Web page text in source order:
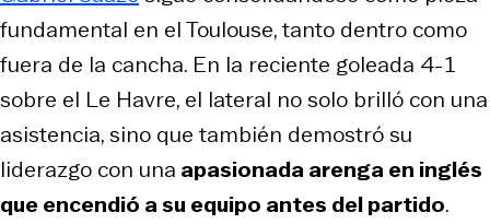
fundamental en el Toulouse, tanto dentro como
fuera de la cancha. En la reciente goleada 4-1
sobre el Le Havre, el lateral no solo brilló con una
asistencia, sino que también demostró su
liderazgo con una apasionada arenga en inglés
que encendió a su equipo antes del partido.